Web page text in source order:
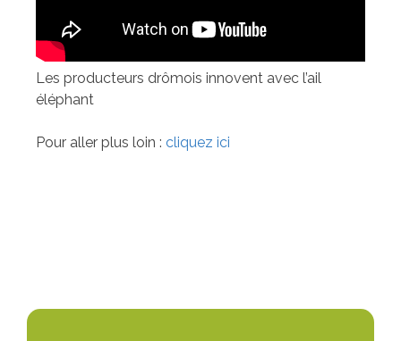
Les producteurs drômois innovent avec l’ail
éléphant
Pour aller plus loin : cliquez ici